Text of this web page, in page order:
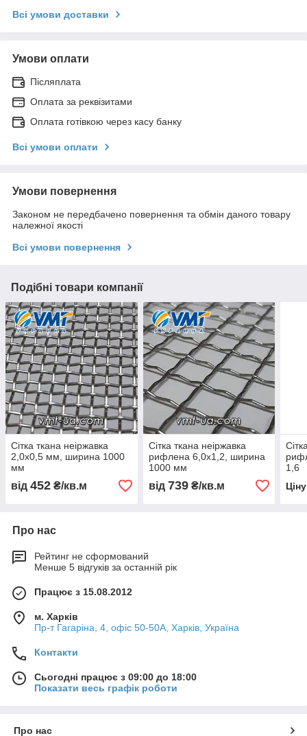
Всі умови доставки
Умови оплати
Післяплата
Оплата за реквізитами
Оплата готівкою через касу банку
Всі умови оплати
Умови повернення
Законом не передбачено повернення та обмін даного товару
належної якості
Всі умови повернення
Подібні товари компанії
Сітка ткана неіржавка
2,0х0,5 мм, ширина 1000
мм
від 452 ₴/кв.м
Сітка ткана неіржавка
рифлена 6,0х1,2, ширина
1000 мм
від 739₴/кв.м
1,6
Про нас
Рейтинг не сформований
Менше 5 відгуків за останній рік
Працює з 15.08.2012
м. Харків
Пр-т Гагаріна, 4, офіс 50-50A, Харків, Україна
Контакти
Сьогодні працює з 09:00 до 18:00
Показати весь графік роботи
Про нас